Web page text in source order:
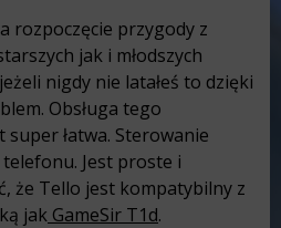
rozpoczęcie przygody z
jak i młodszych
nigdy nie latałeś to dzięki
Obsługa tego
łatwa. Sterowanie
Jest proste i
że Tello jest kompatybilny z
jak GameSir T1d.